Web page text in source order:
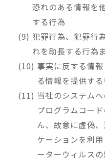
恐れのある情報を
する行為
犯罪行為、犯罪行
れを助長する行為
事実に反する情
る情報を提供す
当社のシステム
プログラムコー
ん、故意に虚偽
ケーションを利
ーターウィルス